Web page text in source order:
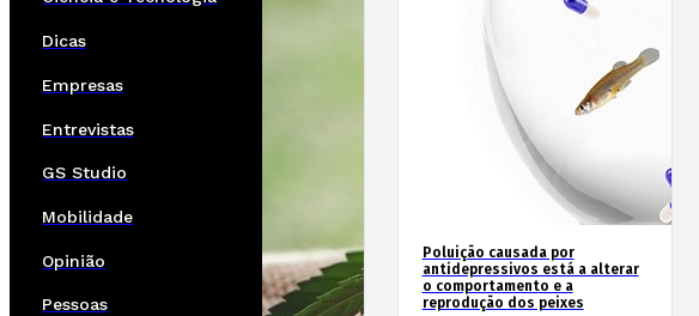
Dicas
Empresas
Entrevistas
GS Studio
Mobilidade
Opinião
Pessoas
Poluição causada por
antidepressivos está a alterar
o comportamento e a
reprodução dos peixes